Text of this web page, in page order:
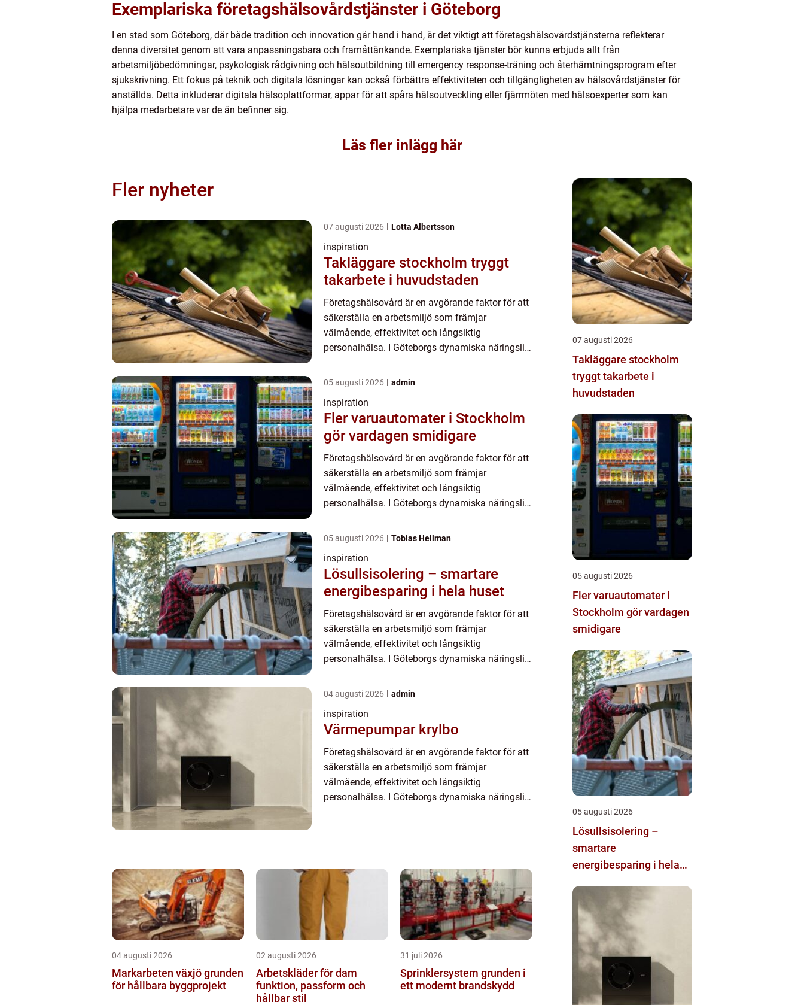
Exemplariska företagshälsovårdstjänster i Göteborg
I en stad som Göteborg, där både tradition och innovation går hand i hand, är det viktigt att företagshälsovårdstjänsterna reflekterar
denna diversitet genom att vara anpassningsbara och framåttänkande. Exemplariska tjänster bör kunna erbjuda allt från
arbetsmiljöbedömningar, psykologisk rådgivning och hälsoutbildning till emergency response-träning och återhämtningsprogram efter
sjukskrivning. Ett fokus på teknik och digitala lösningar kan också förbättra effektiviteten och tillgängligheten av hälsovårdstjänster för
anställda. Detta inkluderar digitala hälsoplattformar, appar för att spåra hälsoutveckling eller fjärrmöten med hälsoexperter som kan
hjälpa medarbetare var de än befinner sig.
Läs fler inlägg här
Fler nyheter
07 augusti 2026 Lotta Albertsson
inspiration
Takläggare stockholm tryggt
takarbete i huvudstaden
Företagshälsovård är en avgörande faktor för att
säkerställa en arbetsmiljö som främjar
välmående, effektivitet och långsiktig
personalhälsa. I Göteborgs dynamiska näringsliv
särskilt viktig för att behål...
05 augusti 2026 admin
inspiration
Fler varuautomater i Stockholm
gör vardagen smidigare
Företagshälsovård är en avgörande faktor för att
säkerställa en arbetsmiljö som främjar
välmående, effektivitet och långsiktig
personalhälsa. I Göteborgs dynamiska näringsliv
särskilt viktig för att behål...
05 augusti 2026 Tobias Hellman
inspiration
Lösullsisolering – smartare
energibesparing i hela huset
Företagshälsovård är en avgörande faktor för att
säkerställa en arbetsmiljö som främjar
välmående, effektivitet och långsiktig
personalhälsa. I Göteborgs dynamiska näringsliv
särskilt viktig för att behål...
04 augusti 2026 admin
inspiration
Värmepumpar krylbo
Företagshälsovård är en avgörande faktor för att
säkerställa en arbetsmiljö som främjar
välmående, effektivitet och långsiktig
personalhälsa. I Göteborgs dynamiska näringsliv
04 augusti 2026
Markarbeten växjö grunden
för hållbara byggprojekt
02 augusti 2026
Arbetskläder för dam
funktion, passform och
hållbar stil
31 juli 2026
Sprinklersystem grunden i
ett modernt brandskydd
07 augusti 2026
Takläggare stockholm
tryggt takarbete i
huvudstaden
05 augusti 2026
Fler varuautomater i
Stockholm gör vardagen
smidigare
05 augusti 2026
Lösullsisolering –
smartare
energibesparing i hela